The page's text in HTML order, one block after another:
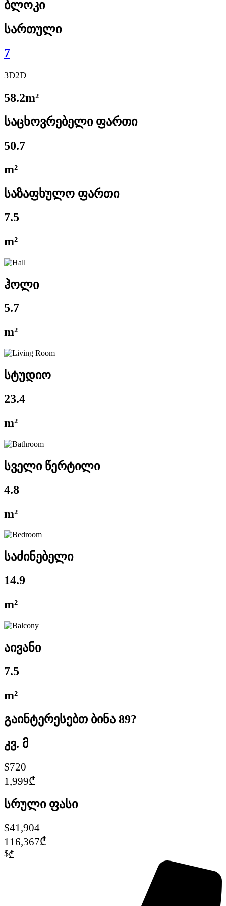
ბლოკი
სართული
7
3D2D
58.2m²
საცხოვრებელი ფართი
50.7
m²
საზაფხულო ფართი
7.5
m²
ჰოლი
5.7
m²
სტუდიო
23.4
m²
სველი წერტილი
4.8
m²
საძინებელი
14.9
m²
აივანი
7.5
m²
გაინტერესებთ ბინა 89?
კვ. მ
$720
1,999₾
სრული ფასი
$41,904
116,367₾
$₾